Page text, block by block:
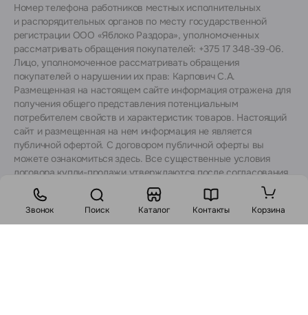
Номер телефона работников местных исполнительных
и распорядительных органов по месту государственной
регистрации ООО «Яблоко Раздора», уполномоченных
рассматривать обращения покупателей: +375 17 348-39-06.
Лицо, уполномоченное рассматривать обращения
покупателей о нарушении их прав: Карпович С.А.
Размещенная на настоящем сайте информация отражена для
получения общего представления потенциальным
потребителем свойств и характеристик товаров. Настоящий
сайт и размещенная на нем информация не является
публичной офертой. С договором публичной оферты вы
можете ознакомиться здесь. Все существенные условия
договора купли-продажи утверждаются после согласования
с консультантами.
Звонок Поиск Каталог Контакты Корзина